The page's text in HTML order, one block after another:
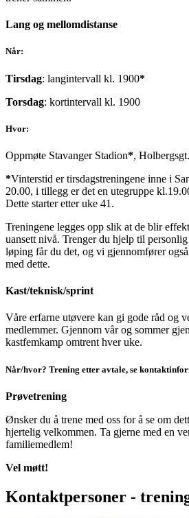
Lang og mellomdistanse
Når:
Tirsdag: langintervall kl. 1900*
Torsdag: kortintervall kl. 1900
Hvor:
Oppmøte Stavanger Stadion*,
*Vinterstid er tirsdagstreningene inne i
20.00, i tillegg er det en utegruppe
Dette starter etter uke 41.
Treningene legges opp slik at de blir
uansett nivå. Trenger du hjelp til
løping får du det, og vi gjennomfører
med dette.
Kast/teknisk/sprint
Våre erfarne utøvere kan gi gode råd og
medlemmer. Gjennom vår og sommer
kastfemkamp omtrent hver uke.
Når/hvor? Trening etter avtale, se
Prøvetrening
Ønsker du å trene med oss for å se om
hjertelig velkommen. Ta gjerne med en
familiemedlem!
Vel møtt!
Kontaktpersoner -